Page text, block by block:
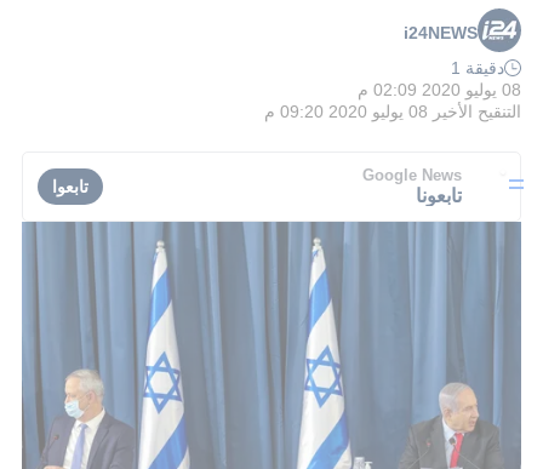
i24NEWS
دقيقة 1
08 يوليو 2020 02:09 م
التنقيح الأخير 08 يوليو 2020 09:20 م
Google News
تابعونا تابعوا